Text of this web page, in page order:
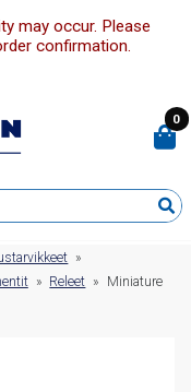
may occur. Please
confirmation.
0
»
» Releet »
Miniature